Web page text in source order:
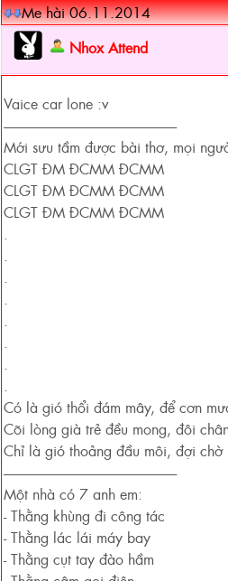
Me hài 06.11.2014
Nhox Attend
Vaice car lone :v
----------------------------------------------------------------
Mới sưu tầm được bài thơ, mọi
CLGT ĐM ĐCMM ĐCMM
CLGT ĐM ĐCMM ĐCMM
CLGT ĐM ĐCMM ĐCMM
.
.
.
.
.
.
.
.
Có là gió thổi đám mây, để cơn
Cõi lòng già trẻ đều mong, đôi
Chỉ là gió thoảng đầu môi, đợi chờ
----------------------------------------------------------------
Một nhà có 7 anh em:
- Thằng khùng đi công tác
- Thằng lác lái máy bay
- Thằng cụt tay đào hầm